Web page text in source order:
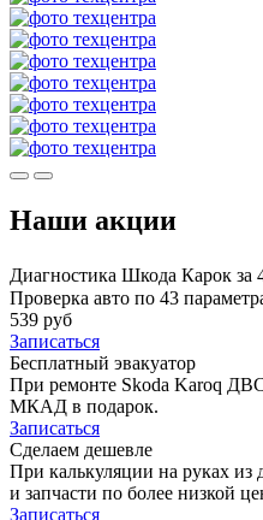
Наши акции
Диагностика Шкода Карок за
Проверка авто по 43
539 руб
Записаться
Бесплатный эвакуатор
При ремонте Skoda Karoq
МКАД в подарок.
Записаться
Сделаем дешевле
При калькуляции на руках из
и запчасти по более низкой
Записаться